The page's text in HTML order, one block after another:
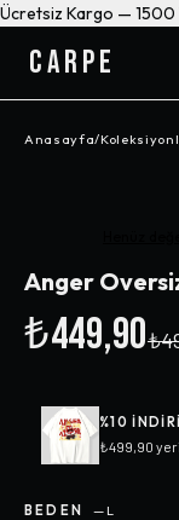
Ücretsiz Kargo — 1500
CARPE
Anasayfa/
Anger
₺449,90
%10
₺499,90
BEDEN — L